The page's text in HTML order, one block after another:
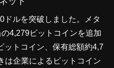
ドルを突破しました。メタ
4,279ビットコインを追加
ットコイン、保有総額約4,7
は企業によるビットコイン